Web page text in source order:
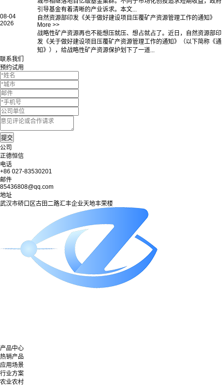
引导基金有着清晰的产业诉求。本文...
08-04
2026
自然资源部印发《关于做好建设项目压覆矿产资源管理工作的通知》
More >>
战略性矿产资源再也不能想压就压、想占就占了。近日，自然资源部印
发《关于做好建设项目压覆矿产资源管理工作的通知》（以下简称《通
知》），给战略性矿产资源保护划下了一道...
联系我们
预约试用
公司
正德恒信
电话
+86 027-83530201
邮件
85436808@qq.com
地址
武汉市硚口区古田二路汇丰企业天地丰荣楼
产品中心
热销产品
应用场景
行业方案
农业农村